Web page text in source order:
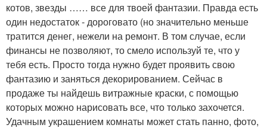
котов, звезды …… все для твоей фантазии. Правда есть
один недостаток - дороговато (но значительно меньше
тратится денег, нежели на ремонт. В том случае, если
финансы не позволяют, то смело используй те, что у
тебя есть. Просто тогда нужно будет проявить свою
фантазию и заняться декорированием. Сейчас в
продаже ты найдешь витражные краски, с помощью
которых можно нарисовать все, что только захочется.
Удачным украшением комнаты может стать панно, фото,